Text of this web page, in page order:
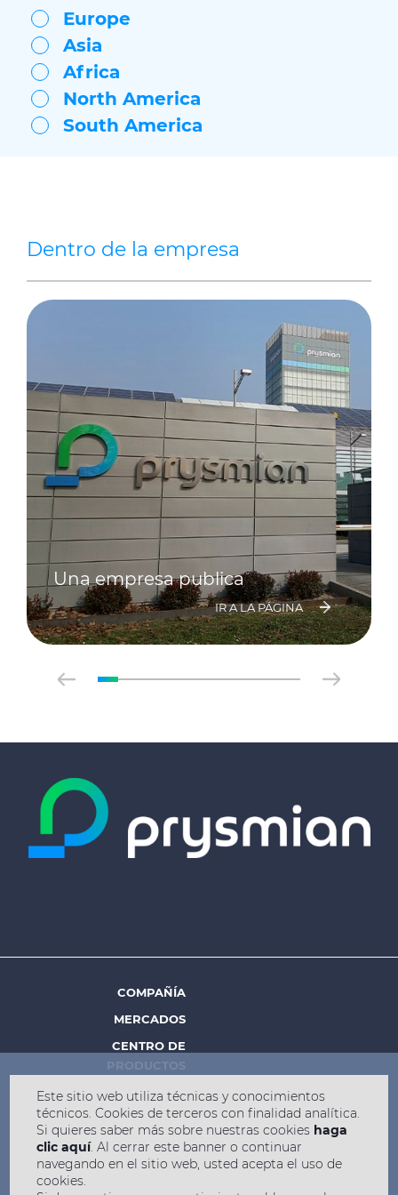
Bridgewater
Lexington
Bishopstoke (UK Headquarters)
Europe
Asia
Africa
North America
South America
Dentro de la empresa
Una empresa publica
IR A LA PÁGINA
Footer
menu
-
Prysmian
COMPAÑÍA
MERCADOS
CENTRO DE
PERSONAS Y
CARRERAS
INSIGHT
INTEGRATED
MANAGEMENT POLICY
PRYSMIAN.MILANO,
Este sitio web utiliza técnicas y conocimientos
técnicos. Cookies de terceros con finalidad analítica.
Si quieres saber más sobre nuestras cookies haga
clic aquí. Al cerrar este banner o continuar
navegando en el sitio web, usted acepta el uso de
cookies.